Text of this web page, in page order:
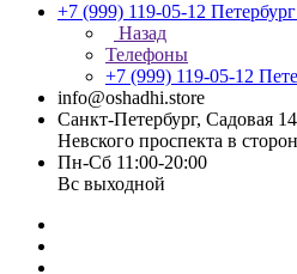
+7 (999) 119-05-12 Петербург
Назад
Телефоны
+7 (999) 119-05-12
info@oshadhi.store
Санкт-Петербург, Садовая
Невского проспекта в
Пн-Сб 11:00-20:00
Вс выходной